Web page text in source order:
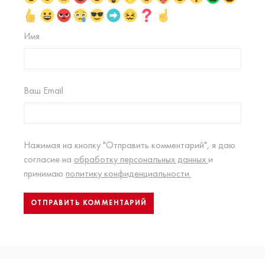
Имя
Ваш Email
Нажимая на кнопку "Отправить комментарий", я даю
согласие на обработку персональных данных и
принимаю политику конфиденциальности.